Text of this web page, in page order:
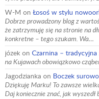
W-M on Łosoś w stylu
Dobrze prowadzony blog z
że zatrzymuję się na stronie na
konkretne – tego szukam. Wa…
józek on Czarnina – tradycyjna
na Kujawach obowiązkowo
Jagodzianka on Boczek
Dziękuję Marku! To zawsze
Daj koniecznie znać, jak wyszedł